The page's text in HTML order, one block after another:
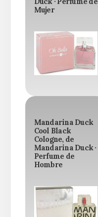
Mujer
Mandarina Duck
Cool Black
Cologne, de
Mandarina Duck ·
Perfume de
Hombre